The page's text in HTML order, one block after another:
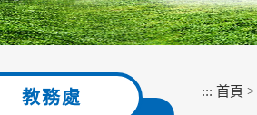
教務處 ::: 首頁 >